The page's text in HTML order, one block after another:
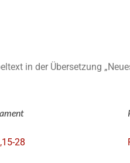
in der Übersetzung
28